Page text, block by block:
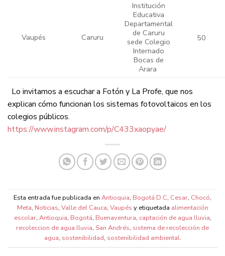
Vaupés Caruru
Institución
Educativa
Departamental
de Caruru
sede Colegio
Internado
Bocas de
Arara
50
Lo invitamos a escuchar a Fotón y La Profe, que nos
explican cómo funcionan los sistemas fotovoltaicos en los
colegios públicos.
https://www.instagram.com/p/C433xaopyae/
Esta entrada fue publicada en Antioquia, Bogotá D.C, Cesar, Chocó,
Meta, Noticias, Valle del Cauca, Vaupés y etiquetada alimentación
escolar, Antioquia, Bogotá, Buenaventura, captación de agua lluvia,
recoleccion de agua lluvia, San Andrés, sistema de recolección de
agua, sostenibilidad, sostenibilidad ambiental.